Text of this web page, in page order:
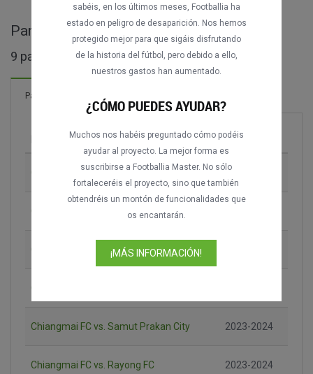
Partidos completos de Thai League 2
9 partidos encontrados
Partidos
Temporada
Chiangmai FC vs. Krabi FC 2023-2024
Chiangmai FC vs. Suphanburi FC
Chiangmai FC vs. Chiangmai United
Chiangmai FC vs. Samut Prakan City 2023-2024
Chiangmai FC vs. Rayong FC 2023-2024
sabéis, en los últimos meses, Footballia ha
estado en peligro de desaparición. Nos hemos
protegido mejor para que sigáis disfrutando
de la historia del fútbol, pero debido a ello,
nuestros gastos han aumentado.
¿CÓMO PUEDES AYUDAR?
Muchos nos habéis preguntado cómo podéis
ayudar al proyecto. La mejor forma es
suscribirse a Footballia Master. No sólo
fortaleceréis el proyecto, sino que también
obtendréis un montón de funcionalidades que
os encantarán.
¡MÁS INFORMACIÓN!